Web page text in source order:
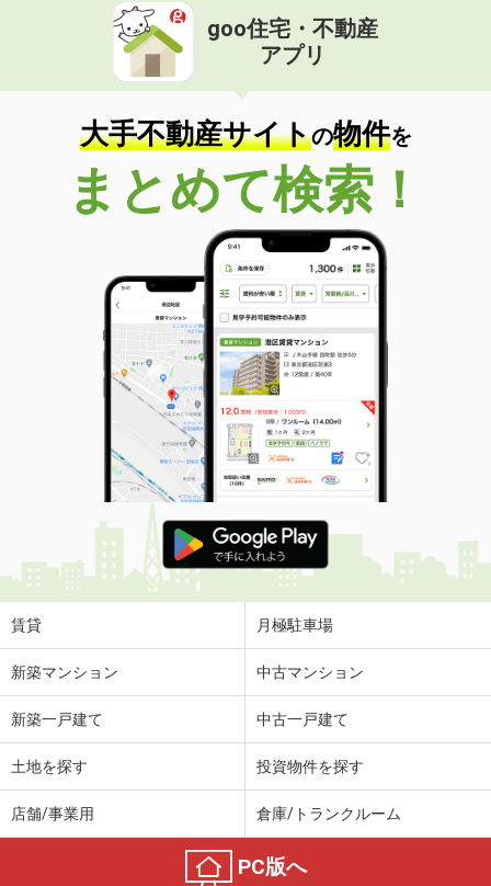
goo住宅・不動産
アプリ
大手不動産サイトの物件を
まとめて検索！
賃貸 月極駐車場
新築マンション 中古マンション
新築一戸建て 中古一戸建て
土地を探す 投資物件を探す
店舗/事業用 倉庫/トランクルーム
PC版へ